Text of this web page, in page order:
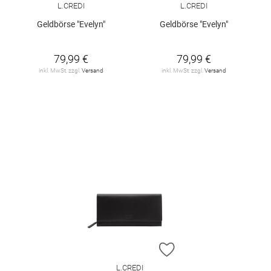
L.CREDI
Geldbörse "Evelyn"
79,99 €
inkl. MwSt. zzgl. Versand
L.CREDI
Geldbörse "Evelyn"
79,99 €
inkl. MwSt. zzgl. Versand
ZUR WUNSCHLISTE
L.CREDI